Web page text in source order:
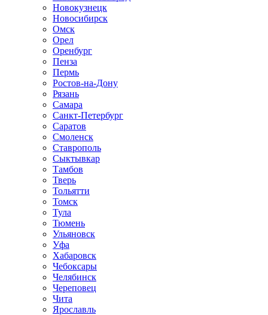
Новокузнецк
Новосибирск
Омск
Орел
Оренбург
Пенза
Пермь
Ростов-на-Дону
Рязань
Самара
Санкт-Петербург
Саратов
Смоленск
Ставрополь
Сыктывкар
Тамбов
Тверь
Тольятти
Томск
Тула
Тюмень
Ульяновск
Уфа
Хабаровск
Чебоксары
Челябинск
Череповец
Чита
Ярославль